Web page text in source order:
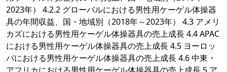
2023年） 4.2.2 グローバルにおける男性用ケーゲル体操器
具の年間収益、国・地域別（2018年～2023年） 4.3 アメリ
カズにおける男性用ケーゲル体操器具の売上成長 4.4 APAC
における男性用ケーゲル体操器具の売上成長 4.5 ヨーロッ
パにおける男性用ケーゲル体操器具の売上成長 4.6 中東・